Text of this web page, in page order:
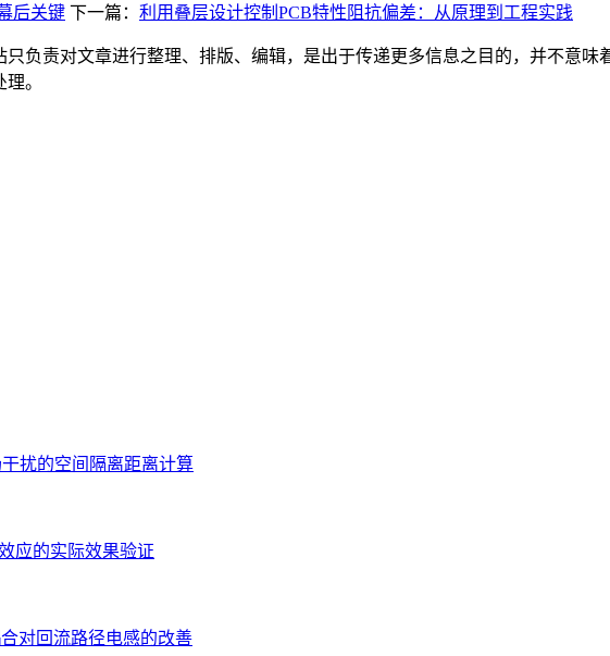
后关键 下一篇： 利用叠层设计控制PCB特性阻抗偏差：从原理到工程实践
负责对文章进行整理、排版、编辑，是出于传递更多信息之目的，并不意
。
扰的空间隔离距离计算
应的实际效果验证
对回流路径电感的改善